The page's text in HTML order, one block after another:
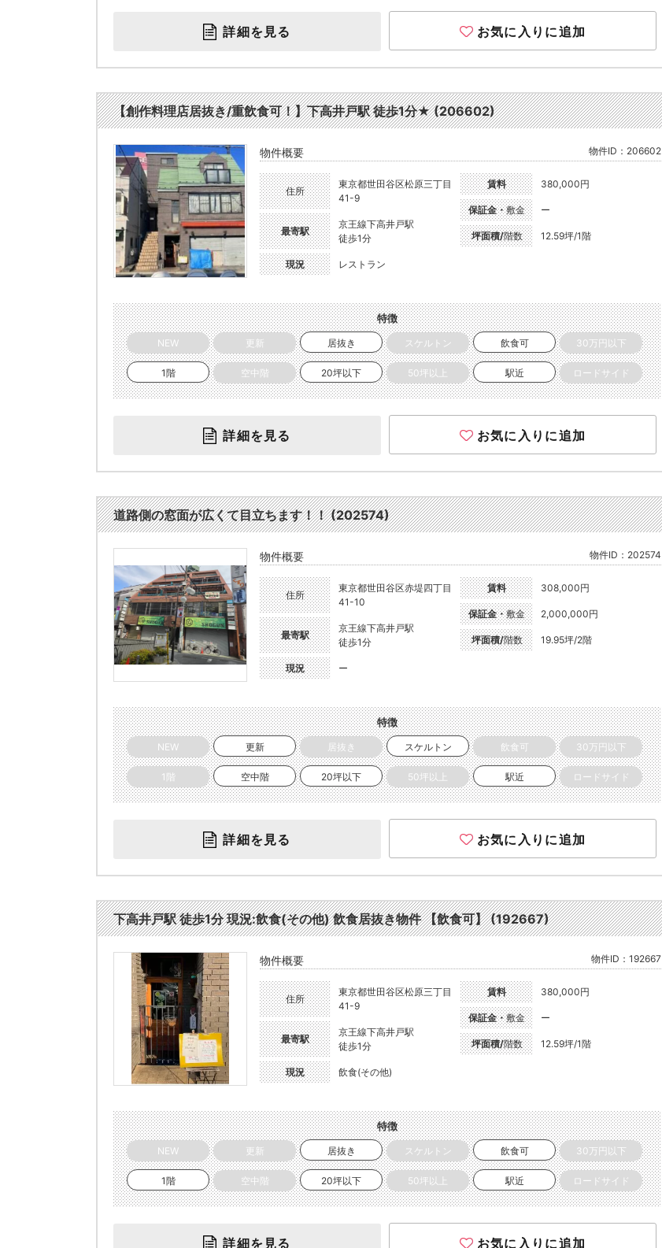
詳細を見る お気に入りに追加
【創作料理店居抜き/重飲食可！】下高井戸駅 徒歩1分★ (206602)
物件概要 物件ID：206602
住所
東京都世田谷区松原三丁目
41-9
最寄駅
京王線下高井戸駅
徒歩1分
現況 レストラン
賃料 380,000円
保証金・敷金 ー
坪面積/階数 12.59坪/1階
特徴
NEW 更新 居抜き スケルトン 飲食可 30万円以下
1階 空中階 20坪以下 50坪以上 駅近 ロードサイド
詳細を見る お気に入りに追加
道路側の窓面が広くて目立ちます！！ (202574)
物件概要 物件ID：202574
住所
東京都世田谷区赤堤四丁目
41-10
最寄駅
京王線下高井戸駅
徒歩1分
現況 ー
賃料 308,000円
保証金・敷金 2,000,000円
坪面積/階数 19.95坪/2階
特徴
NEW 更新 居抜き スケルトン 飲食可 30万円以下
1階 空中階 20坪以下 50坪以上 駅近 ロードサイド
詳細を見る お気に入りに追加
下高井戸駅 徒歩1分 現況:飲食(その他) 飲食居抜き物件 【飲食可】 (192667)
物件概要 物件ID：192667
住所
東京都世田谷区松原三丁目
41-9
最寄駅
京王線下高井戸駅
徒歩1分
現況 飲食(その他)
賃料 380,000円
保証金・敷金 ー
坪面積/階数 12.59坪/1階
特徴
NEW 更新 居抜き スケルトン 飲食可 30万円以下
1階 空中階 20坪以下 50坪以上 駅近 ロードサイド
詳細を見る お気に入りに追加